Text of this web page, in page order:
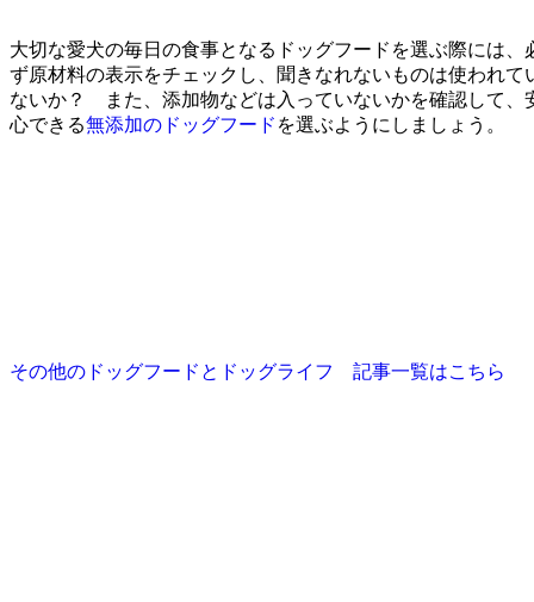
大切な愛犬の毎日の食事となるドッグフードを選ぶ際には、
ず原材料の表示をチェックし、聞きなれないものは使われて
ないか？ また、添加物などは入っていないかを確認して、
心できる無添加のドッグフード を選ぶようにしましょう。
その他のドッグフードとドッグライフ 記事一覧はこちら